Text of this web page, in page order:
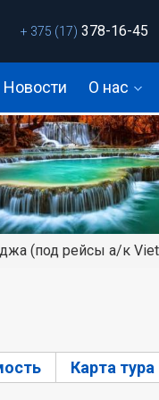
+ 375 (17) 378-16-45
Новости О нас
(под рейсы а/к
вкладка)Карта тура